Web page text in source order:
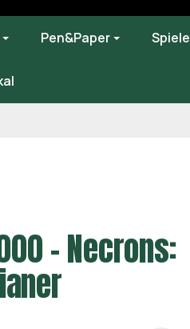
Pen&Paper Spiele
– Necrons: